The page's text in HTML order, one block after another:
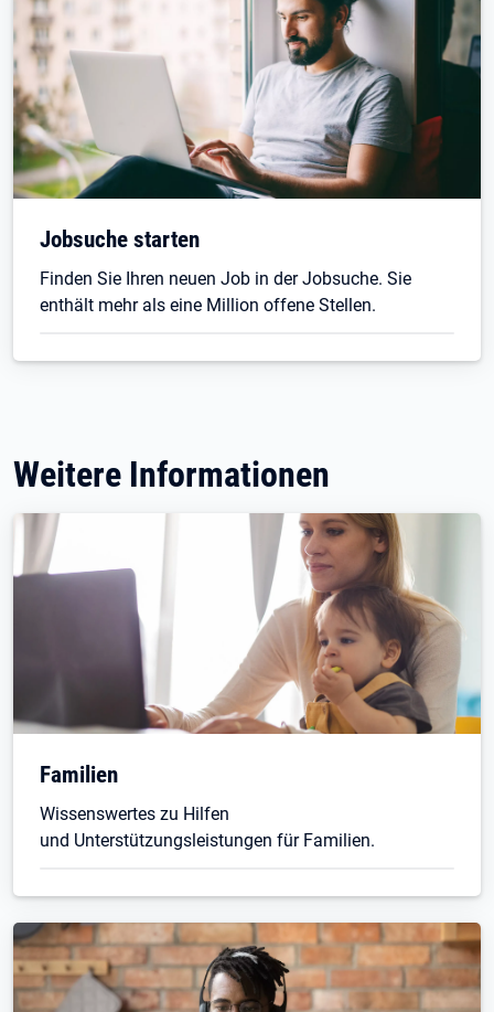
Jobsuche starten
Finden Sie Ihren neuen Job in der Jobsuche. Sie
enthält mehr als eine Million offene Stellen.
Weitere Informationen
Familien
Wissenswertes zu Hilfen
und Unterstützungsleistungen für Familien.